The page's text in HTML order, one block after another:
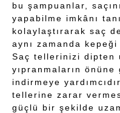
bu şampuanlar,
yapabilme imkânı
kolaylaştırarak saç
aynı zamanda kepeği
Saç tellerinizi dipten
yıpranmaların önüne
indirmeye
tellerine zarar
güçlü bir şekilde